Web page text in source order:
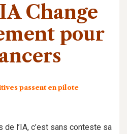
Change
pour
passent en pilote
de l’IA, c’est sans conteste sa